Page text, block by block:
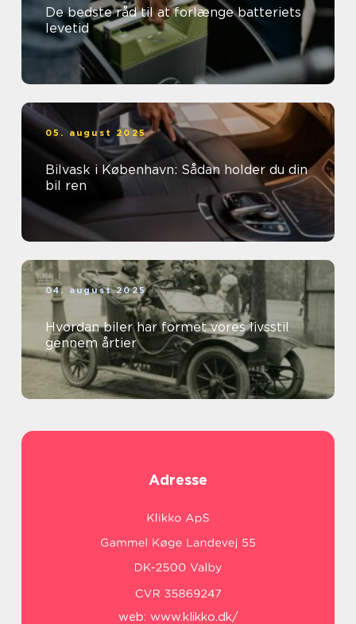
De bedste råd til at forlænge batteriets
levetid
05. august 2025
Bilvask i København: Sådan holder du din
bil ren
04. august 2025
Hvordan biler har formet vores livsstil
gennem årtier
Adresse
web: www.klikko.dk/